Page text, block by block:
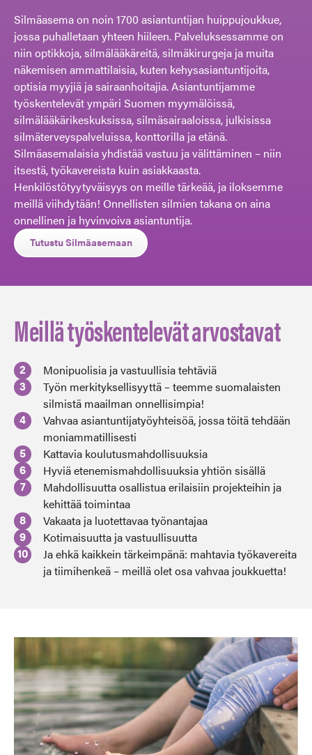
Silmäasema on noin 1700 asiantuntijan huippujoukkue,
jossa puhalletaan yhteen hiileen. Palveluksessamme on
niin optikkoja, silmälääkäreitä, silmäkirurgeja ja muita
näkemisen ammattilaisia, kuten kehysasiantuntijoita,
optisia myyjiä ja sairaanhoitajia. Asiantuntijamme
työskentelevät ympäri Suomen myymälöissä,
silmälääkärikeskuksissa, silmäsairaaloissa, julkisissa
silmäterveyspalveluissa, konttorilla ja etänä.
Silmäasemalaisia yhdistää vastuu ja välittäminen – niin
itsestä, työkavereista kuin asiakkaasta.
Henkilöstötyytyväisyys on meille tärkeää, ja iloksemme
meillä viihdytään! Onnellisten silmien takana on aina
onnellinen ja hyvinvoiva asiantuntija.
Tutustu Silmäasemaan
Meillä työskentelevät arvostavat
Monipuolisia ja vastuullisia tehtäviä
Työn merkityksellisyyttä – teemme suomalaisten
silmistä maailman onnellisimpia!
Vahvaa asiantuntijatyöyhteisöä, jossa töitä tehdään
moniammatillisesti
Kattavia koulutusmahdollisuuksia
Hyviä etenemismahdollisuuksia yhtiön sisällä
Mahdollisuutta osallistua erilaisiin projekteihin ja
kehittää toimintaa
Vakaata ja luotettavaa työnantajaa
Kotimaisuutta ja vastuullisuutta
Ja ehkä kaikkein tärkeimpänä: mahtavia työkavereita
ja tiimihenkeä – meillä olet osa vahvaa joukkuetta!